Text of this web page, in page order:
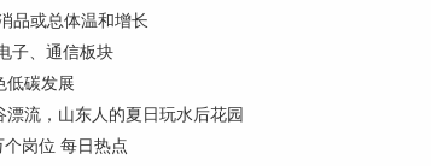
品或总体温和增长
子、通信板块
低碳发展
流，山东人的夏日玩水后花园
个岗位 每日热点